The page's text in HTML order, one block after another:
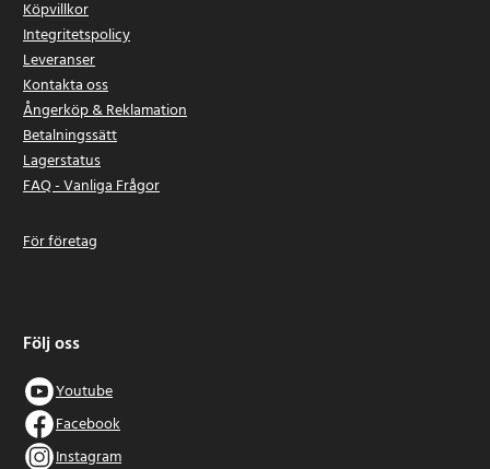
Köpvillkor
Integritetspolicy
Leveranser
Kontakta oss
Ångerköp & Reklamation
Betalningssätt
Lagerstatus
FAQ - Vanliga Frågor
För företag
Följ oss
Youtube
Facebook
Instagram